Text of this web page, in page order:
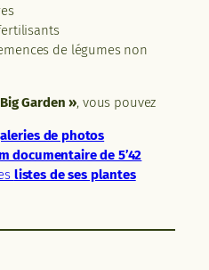
de légumes non
Garden », vous pouvez
de photos
documentaire de 5’42
listes de ses plantes